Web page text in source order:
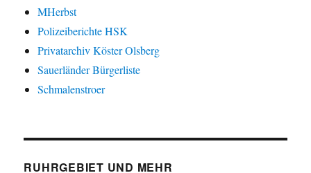
MHerbst
Polizeiberichte HSK
Privatarchiv Köster Olsberg
Sauerländer Bürgerliste
Schmalenstroer
RUHRGEBIET UND MEHR